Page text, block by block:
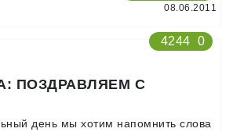
08.06.2011
4244 0
ПОЗДРАВЛЯЕМ С
день мы хотим напомнить слова